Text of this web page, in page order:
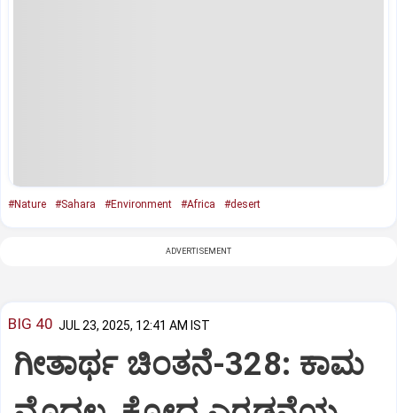
#Nature #Sahara #Environment #Africa #desert
ADVERTISEMENT
BIG 40 JUL 23, 2025, 12:41 AM IST
ಗೀತಾರ್ಥ ಚಿಂತನೆ-328: ಕಾಮ